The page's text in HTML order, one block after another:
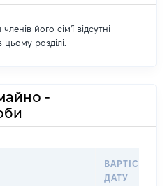
його сім'ї відсутні
розділі.
-
ВАРТІСТЬ НА
ДАТУ